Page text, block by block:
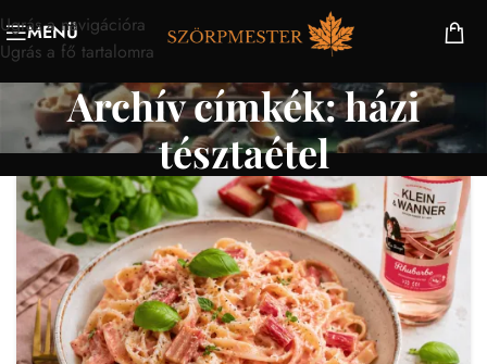
Ugrás a navigációra
Ugrás a fő tartalomra
MENÜ
Archív címkék: házi
tésztaétel